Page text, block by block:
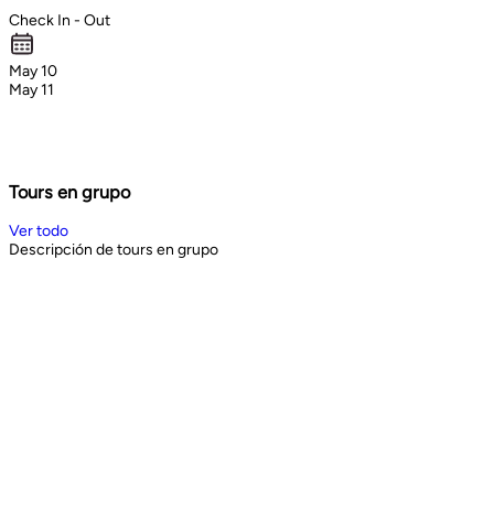
Check In - Out
May 10
May 11
Tours en grupo
Ver todo
Descripción de tours en grupo